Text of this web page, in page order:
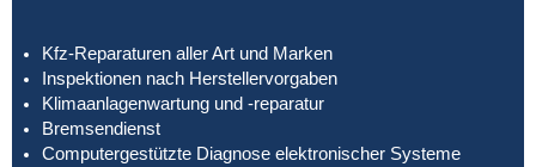
Kfz-Reparaturen aller Art und Marken
Inspektionen nach Herstellervorgaben
Klimaanlagenwartung und -reparatur
Bremsendienst
Computergestützte Diagnose elektronischer Systeme